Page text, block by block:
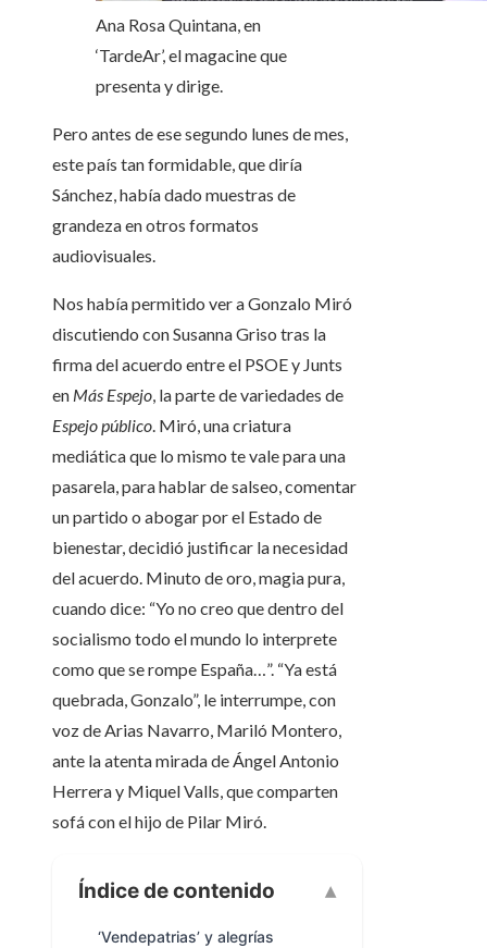
Ana Rosa Quintana, en
‘TardeAr’, el magacine que
presenta y dirige.
Pero antes de ese segundo lunes de mes,
este país tan formidable, que diría
Sánchez, había dado muestras de
grandeza en otros formatos
audiovisuales.
Nos había permitido ver a Gonzalo Miró
discutiendo con Susanna Griso tras la
firma del acuerdo entre el PSOE y Junts
en Más Espejo, la parte de variedades de
Espejo público. Miró, una criatura
mediática que lo mismo te vale para una
pasarela, para hablar de salseo, comentar
un partido o abogar por el Estado de
bienestar, decidió justificar la necesidad
del acuerdo. Minuto de oro, magia pura,
cuando dice: “Yo no creo que dentro del
socialismo todo el mundo lo interprete
como que se rompe España…”. “Ya está
quebrada, Gonzalo”, le interrumpe, con
voz de Arias Navarro, Mariló Montero,
ante la atenta mirada de Ángel Antonio
Herrera y Miquel Valls, que comparten
sofá con el hijo de Pilar Miró.
Índice de contenido
‘Vendepatrias’ y alegrías